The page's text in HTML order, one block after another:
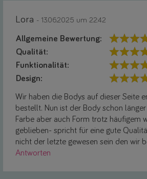
Lora - 13.06.2025 um 22:42
Allgemeine Bewertung:
Qualität:
Funktionalität:
Design:
Wir haben die Bodys auf dieser Seite
bestellt. Nun ist der Body schon
Farbe aber auch Form trotz häufigem
geblieben- spricht für eine gute
nicht der letzte gewesen sein den wir
Antworten